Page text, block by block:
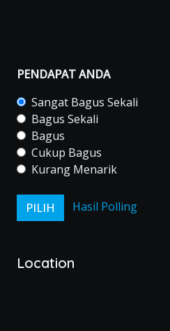
PENDAPAT ANDA
Sangat Bagus Sekali
Bagus Sekali
Bagus
Cukup Bagus
Kurang Menarik
Hasil Polling
Location